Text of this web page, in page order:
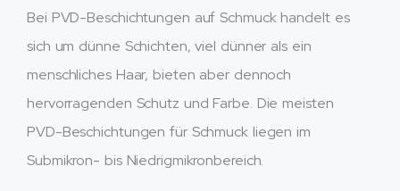
Bei PVD-Beschichtungen auf Schmuck handelt es
sich um dünne Schichten, viel dünner als ein
menschliches Haar, bieten aber dennoch
hervorragenden Schutz und Farbe. Die meisten
PVD-Beschichtungen für Schmuck liegen im
Submikron- bis Niedrigmikronbereich.